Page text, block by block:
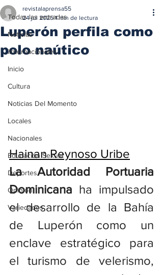
Todas las entradas
Noticias
iInternacionales
Inicio
Cultura
Noticias Del Momento
Locales
Nacionales
Educación Sexual
Deportes
Opinión
Variedades
Luperón perfila como
polo naútico
revistalaprensa55
24 jul 2025 1 min de lectura
Hainan Reynoso Uribe
La Autoridad Portuaria
Dominicana ha impulsado
el desarrollo de la Bahía
de Luperón como un
enclave estratégico para
el turismo de velerismo,